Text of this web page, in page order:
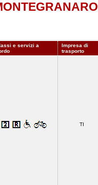
e servizi a
Impresa di
trasporto
TI